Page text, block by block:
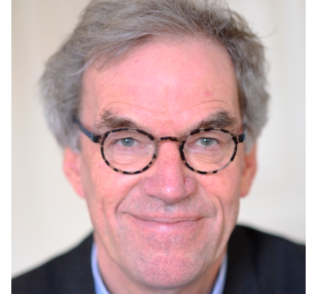
Nieuws
Opleiding
Kennis & Informatie
Vereniging